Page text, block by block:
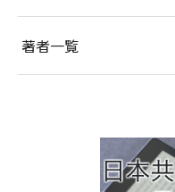
著者一覧